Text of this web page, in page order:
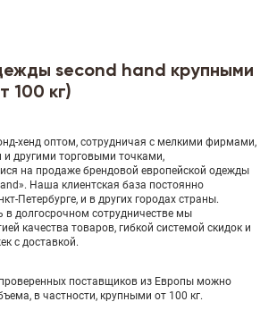
second hand крупными
100 кг)
хенд оптом, сотрудничая с мелкими фирмами,
и другими торговыми точками,
на продаже брендовой европейской одежды
Наша клиентская база постоянно
Петербурге, и в других городах страны.
в долгосрочном сотрудничестве мы
качества товаров, гибкой системой скидок и
с доставкой.
поставщиков из Европы можно
в частности, крупными от 100 кг.